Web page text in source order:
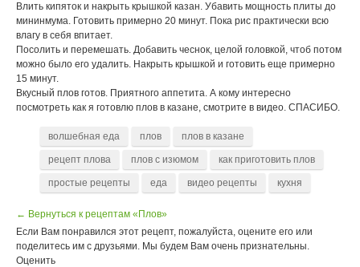
Влить кипяток и накрыть крышкой казан. Убавить мощность плиты до
мининмума. Готовить примерно 20 минут. Пока рис практически всю
влагу в себя впитает.
Посолить и перемешать. Добавить чеснок, целой головкой, чтоб потом
можно было его удалить. Накрыть крышкой и готовить еще примерно
15 минут.
Вкусный плов готов. Приятного аппетита. А кому интересно
посмотреть как я готовлю плов в казане, смотрите в видео. СПАСИБО.
волшебная еда плов плов в казане
рецепт плова плов с изюмом как приготовить плов
простые рецепты еда видео рецепты кухня
← Вернуться к рецептам «Плов»
Если Вам понравился этот рецепт, пожалуйста, оцените его или
поделитесь им с друзьями. Мы будем Вам очень признательны.
Оценить